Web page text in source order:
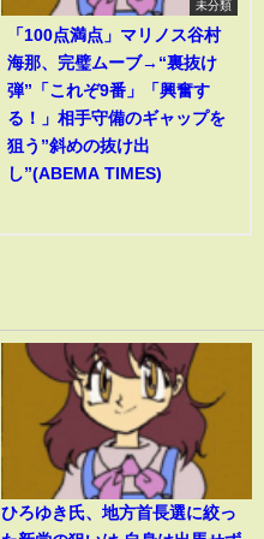
未分類
「100点満点」マリノス谷村
海那、完璧ムーブ→“裏抜け
弾”「これぞ9番」「興奮す
る！」相手守備のギャップを
狙う”斜めの抜け出
し”(ABEMA TIMES)
ひろゆき氏、地方首長選に絞っ